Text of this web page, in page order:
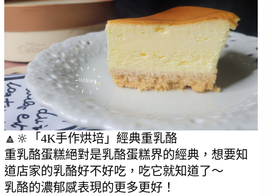
🔼🔆 「4K手作烘培」經典重乳酪
重乳酪蛋糕絕對是乳酪蛋糕界的經典，想要知
道店家的乳酪好不好吃，吃它就知道了～
乳酪的濃郁感表現的更多更好！